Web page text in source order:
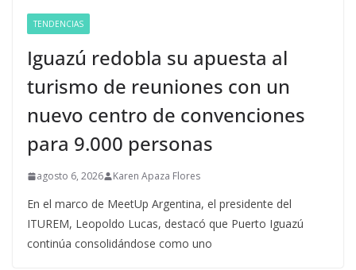
TENDENCIAS
Iguazú redobla su apuesta al
turismo de reuniones con un
nuevo centro de convenciones
para 9.000 personas
agosto 6, 2026 Karen Apaza Flores
En el marco de MeetUp Argentina, el presidente del
ITUREM, Leopoldo Lucas, destacó que Puerto Iguazú
continúa consolidándose como uno